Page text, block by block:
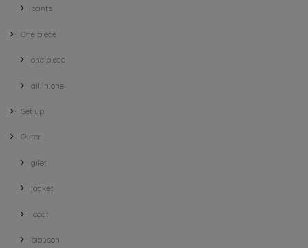
pants
One piece
one piece
all in one
Set up
Outer
gilet
jacket
coat
blouson